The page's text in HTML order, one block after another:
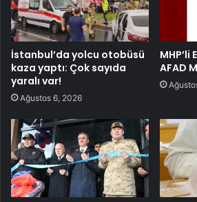
İstanbul’da yolcu otobüsü
kaza yaptı: Çok sayıda
yaralı var!
Ağustos 6, 2026
MHP’li
AFAD